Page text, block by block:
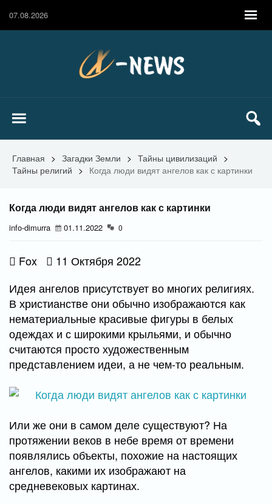
07.08.2026
Главная > Загадки Земли > Тайны цивилизаций >
Тайны религий > Когда люди видят ангелов как с картинки
Когда люди видят ангелов как с картинки
info-dimurra 01.11.2022 0
Fox
11 Октября 2022
Идея ангелов присутствует во многих религиях.
В христианстве они обычно изображаются как
нематериальные красивые фигуры в белых
одеждах и с широкими крыльями, и обычно
считаются просто художественным
представлением идеи, а не чем-то реальным.
Или же они в самом деле существуют? На
протяжении веков в небе время от времени
появлялись объекты, похожие на настоящих
ангелов, какими их изображают на
средневековых картинах.